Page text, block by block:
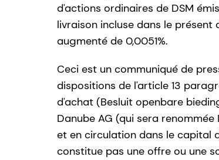
d'actions ordinaires de DSM
livraison incluse dans le
augmenté de 0,0051%.
Ceci est un communiqué de
dispositions de l'article 13
d'achat (Besluit openbare
Danube AG (qui sera
et en circulation dans le capital
constitue pas une offre ou une